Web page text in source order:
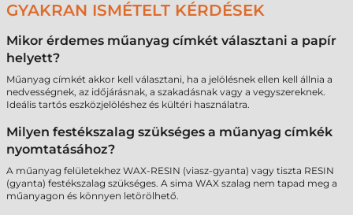
GYAKRAN ISMÉTELT KÉRDÉSEK
Mikor érdemes műanyag címkét választani a papír
helyett?
Műanyag címkét akkor kell választani, ha a jelölésnek ellen kell állnia a
nedvességnek, az időjárásnak, a szakadásnak vagy a vegyszereknek.
Ideális tartós eszközjelöléshez és kültéri használatra.
Milyen festékszalag szükséges a műanyag címkék
nyomtatásához?
A műanyag felületekhez WAX-RESIN (viasz-gyanta) vagy tiszta RESIN
(gyanta) festékszalag szükséges. A sima WAX szalag nem tapad meg a
műanyagon és könnyen letörölhető.